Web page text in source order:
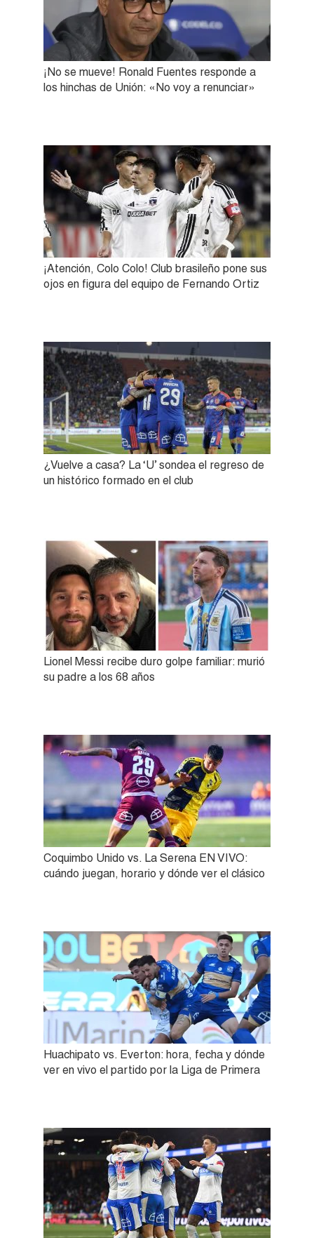
¡No se mueve! Ronald Fuentes responde a
los hinchas de Unión: «No voy a renunciar»
¡Atención, Colo Colo! Club brasileño pone sus
ojos en figura del equipo de Fernando Ortiz
¿Vuelve a casa? La ‘U’ sondea el regreso de
un histórico formado en el club
Lionel Messi recibe duro golpe familiar: murió
su padre a los 68 años
Coquimbo Unido vs. La Serena EN VIVO:
cuándo juegan, horario y dónde ver el clásico
Huachipato vs. Everton: hora, fecha y dónde
ver en vivo el partido por la Liga de Primera